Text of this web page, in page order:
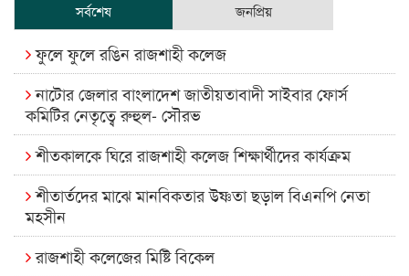
সর্বশেষ জনপ্রিয়
ফুলে ফুলে রঙিন রাজশাহী কলেজ
নাটোর জেলার বাংলাদেশ জাতীয়তাবাদী সাইবার ফোর্স
কমিটির নেতৃত্বে রুহুল- সৌরভ
শীতকালকে ঘিরে রাজশাহী কলেজ শিক্ষার্থীদের কার্যক্রম
শীতার্তদের মাঝে মানবিকতার উষ্ণতা ছড়াল বিএনপি নেতা
মহসীন
রাজশাহী কলেজের মিষ্টি বিকেল